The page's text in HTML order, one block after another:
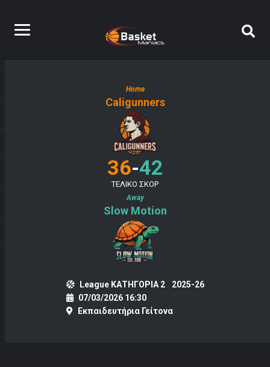
Home
Caligunners
36-42
ΤΕΛΙΚΟ ΣΚΟΡ
Away
Slow Motion
League ΚΑΤΗΓΟΡΙΑ 2
2025-26
07/03/2026 16:30
Εκπαιδευτήρια Γείτονα